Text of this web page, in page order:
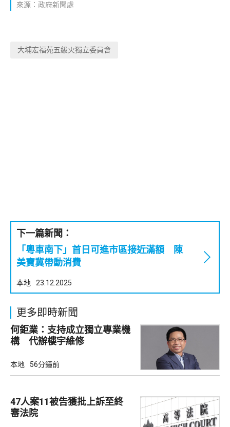
來源：政府新聞處
大埔宏福苑五級火獨立委員會
下一篇新聞：
「粵車南下」首日可進市區接近滿額 陳
美寶冀帶動消費
本地 23.12.2025
更多即時新聞
何鉅業：支持成立獨立專業機
構 代辦樓宇維修
本地 56分鐘前
47人案11被告獲批上訴至終
審法院